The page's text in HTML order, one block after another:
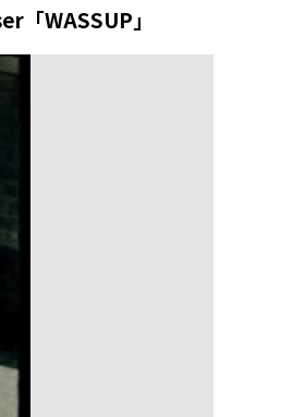
「WASSUP」